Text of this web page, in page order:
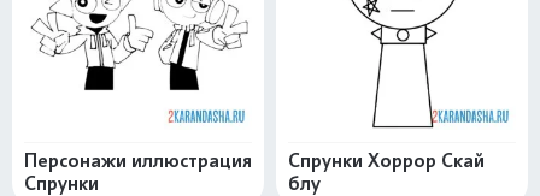
Персонажи иллюстрация
Спрунки
Спрунки Хоррор Скай
блу